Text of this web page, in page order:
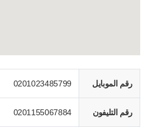
رقم الموبايل 0201023485799
رقم التليفون 0201155067884